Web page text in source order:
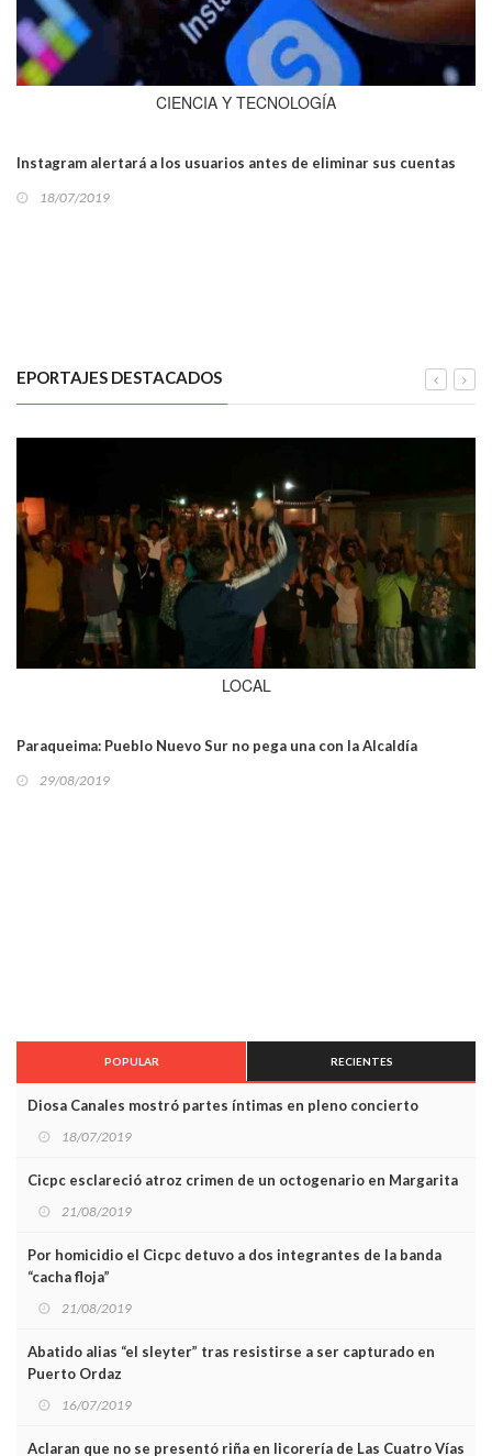
CIENCIA Y TECNOLOGÍA
Instagram alertará a los usuarios antes de eliminar sus cuentas
18/07/2019
EPORTAJES DESTACADOS
LOCAL
Paraqueima: Pueblo Nuevo Sur no pega una con la Alcaldía
29/08/2019
POPULAR RECIENTES
Diosa Canales mostró partes íntimas en pleno concierto
18/07/2019
Cicpc esclareció atroz crimen de un octogenario en Margarita
21/08/2019
Por homicidio el Cicpc detuvo a dos integrantes de la banda
“cacha floja”
21/08/2019
Abatido alias “el sleyter” tras resistirse a ser capturado en
Puerto Ordaz
16/07/2019
Aclaran que no se presentó riña en licorería de Las Cuatro Vías